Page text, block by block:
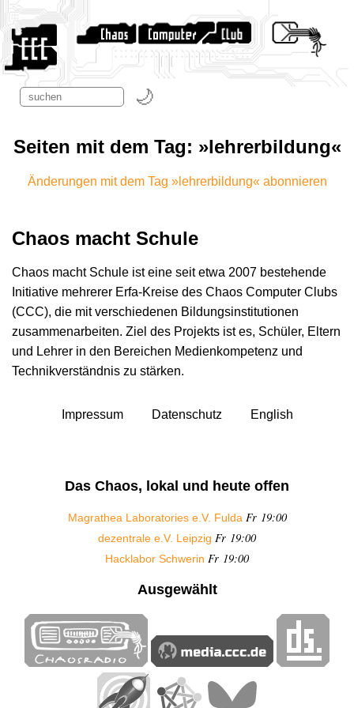
Seiten mit dem Tag: »lehrerbildung«
Änderungen mit dem Tag »lehrerbildung« abonnieren
Chaos macht Schule
Chaos macht Schule ist eine seit etwa 2007 bestehende
Initiative mehrerer Erfa-Kreise des Chaos Computer Clubs
(CCC), die mit verschiedenen Bildungsinstitutionen
zusammenarbeiten. Ziel des Projekts ist es, Schüler, Eltern
und Lehrer in den Bereichen Medienkompetenz und
Technikverständnis zu stärken.
Impressum Datenschutz English
Das Chaos, lokal und heute offen
Magrathea Laboratories e.V. Fulda Fr 19:00
dezentrale e.V. Leipzig Fr 19:00
Hacklabor Schwerin Fr 19:00
Ausgewählt